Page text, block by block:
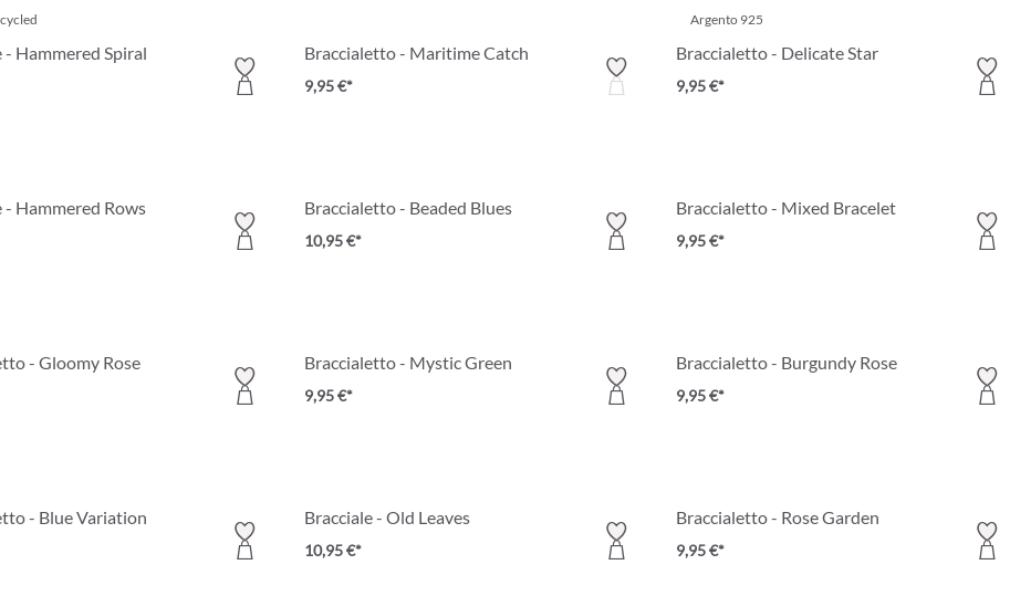
- Hammered Spiral Braccialetto - Maritime Catch
9,95 €*
Argento 925
Braccialetto - Delicate Star
9,95 €*
- Hammered Rows Braccialetto - Beaded Blues
10,95 €*
Braccialetto - Mixed Bracelet
9,95 €*
- Gloomy Rose Braccialetto - Mystic Green
9,95 €*
Braccialetto - Burgundy Rose
9,95 €*
- Blue Variation Bracciale - Old Leaves
10,95 €*
Braccialetto - Rose Garden
9,95 €*